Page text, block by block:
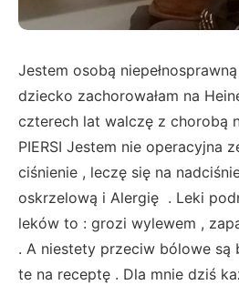
Jestem osobą
dziecko zachorowałam na
czterech lat walczę z chorobą
PIERSI Jestem nie operacyjna
ciśnienie , leczę się na
oskrzelową i Alergię . Leki
leków to : grozi wylewem ,
. A niestety przeciw bólowe są
te na receptę . Dla mnie dziś